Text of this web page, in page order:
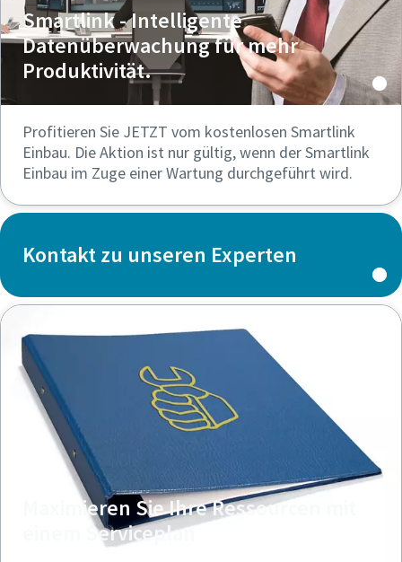
Smartlink - Intelligente
Datenüberwachung für mehr
Produktivität.
Profitieren Sie JETZT vom kostenlosen Smartlink
Einbau. Die Aktion ist nur gültig, wenn der Smartlink
Einbau im Zuge einer Wartung durchgeführt wird.
Kontakt zu unseren Experten
Maximieren Sie Ihre Ressourcen mit
einem Serviceplan